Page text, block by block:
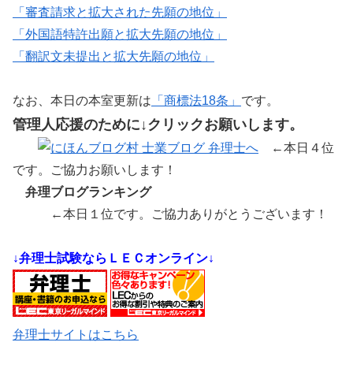
「審査請求と拡大された先願の地位」
「外国語特許出願と拡大先願の地位」
「翻訳文未提出と拡大先願の地位」
なお、本日の本室更新は 「商標法18条」 です。
管理人応援のために↓クリックお願いします。
←本日４位
です。ご協力お願いします！
弁理ブログランキング
←本日１位です。ご協力ありがとうございます！
↓弁理士試験ならＬＥＣオンライン↓
弁理士サイトはこちら